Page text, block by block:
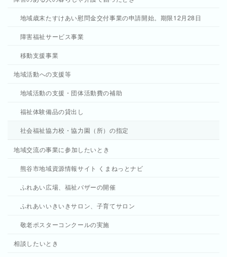
地域歳末たすけあい慰問金交付事業の申請開始。期限12月28日
障害福祉サービス事業
移動支援事業
地域活動への支援等
地域活動の支援・団体活動費の補助
福祉体験備品の貸出し
社会福祉協力校・協力園（所）の指定
地域交流の事業に参加したいとき
熊谷市地域資源情報サイト くまねっとナビ
ふれあい広場、福祉バザーの開催
ふれあいいきいきサロン、子育てサロン
敬老ポスターコンクールの実施
相談したいとき